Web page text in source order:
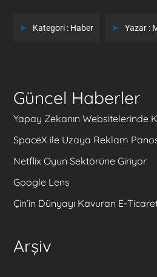
Kategori : Haber Yazar :
Güncel Haberler
Yapay Zekanın Websitelerinde
SpaceX ile Uzaya Reklam
Netflix Oyun Sektörüne Giriyor
Google Lens
Çin’in Dünyayı Kavuran E-
Arşiv